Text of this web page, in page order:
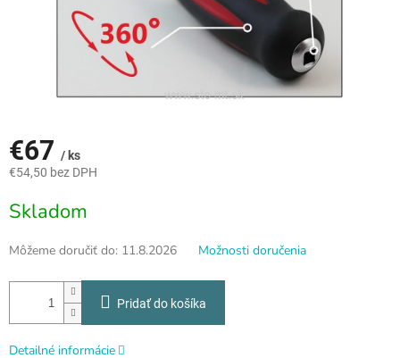
€67 / ks
€54,50 bez DPH
cena:
Skladom
Môžeme doručiť do: 11.8.2026 Možnosti doručenia
Pridať do košíka
Detailné informácie